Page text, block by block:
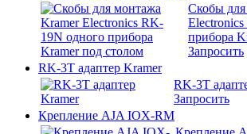
Скобы
прибора
Запросить
RK-3T адаптер Kramer
RK-3T
Запросить
Крепление AJA IOX-RM